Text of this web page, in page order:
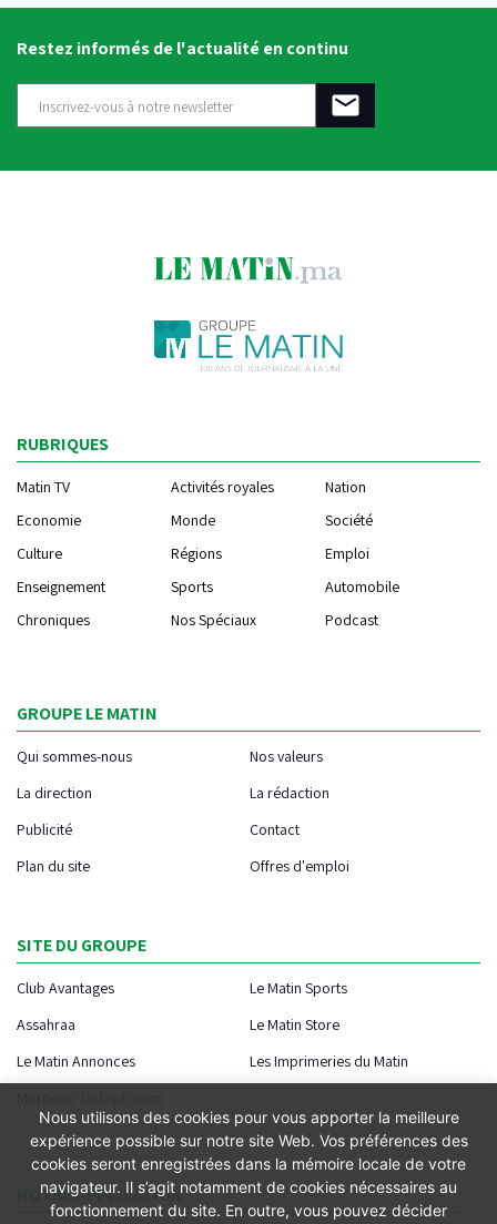
Restez informés de l'actualité en continu
RUBRIQUES
Matin TV Activités royales
Nation
Economie
Monde
Société
Culture
Régions
Emploi
Enseignement
Sports
Automobile
Chroniques
Nos Spéciaux Podcast
GROUPE LE MATIN
Qui sommes-nous
Nos valeurs
La direction
La rédaction
Publicité
Contact
Plan du site
Offres d'emploi
SITE DU GROUPE
Club Avantages
Le Matin Sports
Assahraa
Le Matin Store
Le Matin Annonces
Les Imprimeries du Matin
NOTRE APPLICATION
Nous utilisons des cookies pour vous apporter la meilleure
expérience possible sur notre site Web. Vos préférences des
cookies seront enregistrées dans la mémoire locale de votre
navigateur. Il s’agit notamment de cookies nécessaires au
fonctionnement du site. En outre, vous pouvez décider